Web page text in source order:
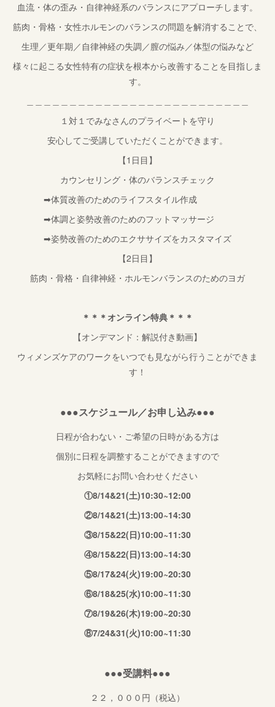
血流・体の歪み・自律神経系のバランスにアプローチします。
筋肉・骨格・女性ホルモンのバランスの問題を解消することで、
生理／更年期／自律神経の失調／膣の悩み／体型の悩みなど
様々に起こる女性特有の症状を根本から改善することを目指しま
す。
１対１でみなさんのプライベートを守り
安心してご受講していただくことができます。
【1日目】
カウンセリング・体のバランスチェック
➡︎体質改善のためのライフスタイル作成
➡︎体調と姿勢改善のためのフットマッサージ
➡︎姿勢改善のためのエクササイズをカスタマイズ
【2日目】
筋肉・骨格・自律神経・ホルモンバランスのためのヨガ
＊＊＊オンライン特典＊＊＊
【オンデマンド：解説付き動画】
ウィメンズケアのワークをいつでも見ながら行うことができま
す！
●●●スケジュール／お申し込み●●●
日程が合わない・ご希望の日時がある方は
個別に日程を調整することができますので
お気軽にお問い合わせください
①8/14&21(土)10:30~12:00
②8/14&21(土)13:00~14:30
③8/15&22(日)10:00~11:30
④8/15&22(日)13:00~14:30
⑤8/17&24(火)19:00~20:30
⑥8/18&25(水)10:00~11:30
⑦8/19&26(木)19:00~20:30
⑧7/24&31(火)10:00~11:30
●●●受講料●●●
２２，０００円（税込）